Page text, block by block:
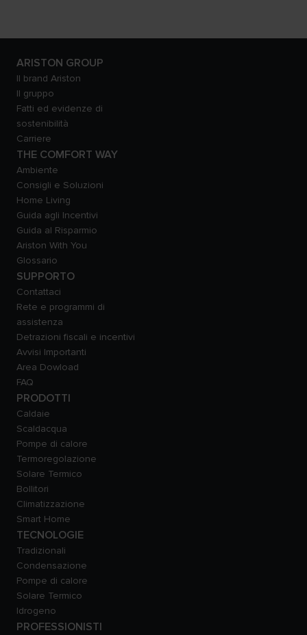
ARISTON GROUP
Il brand Ariston
Il gruppo
Fatti ed evidenze di
sostenibilità
Carriere
THE COMFORT WAY
Ambiente
Consigli e Soluzioni
Home Living
Guida agli Incentivi
Guida al Risparmio
Ariston With You
Glossario
SUPPORTO
Contattaci
Rete e programmi di
assistenza
Detrazioni fiscali e incentivi
Avvisi Importanti
Area Dowload
FAQ
PRODOTTI
Caldaie
Scaldacqua
Pompe di calore
Termoregolazione
Solare Termico
Bollitori
Climatizzazione
Smart Home
TECNOLOGIE
Tradizionali
Condensazione
Pompe di calore
Solare Termico
Idrogeno
PROFESSIONISTI